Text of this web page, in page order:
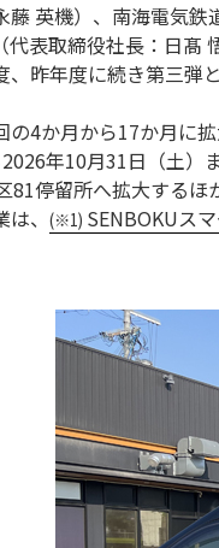
英機）、南海電気鉄
代表取締役社長：日髙
、昨年度に続き第三弾
4か月から17か月に
年10月31日（土）
81停留所へ拡大するほ
、 (※1) SENBOKUス